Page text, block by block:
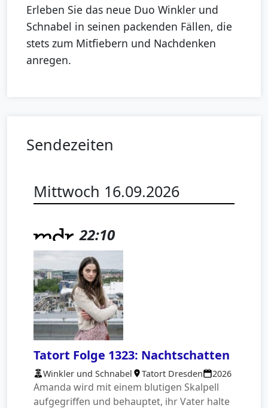
Erleben Sie das neue Duo Winkler und
Schnabel in seinen packenden Fällen, die
stets zum Mitfiebern und Nachdenken
anregen.
Sendezeiten
Mittwoch 16.09.2026
22:10
Tatort Folge 1323: Nachtschatten
Winkler und Schnabel Tatort Dresden 2026
Amanda wird mit einem blutigen Skalpell
aufgegriffen und behauptet, ihr Vater halte